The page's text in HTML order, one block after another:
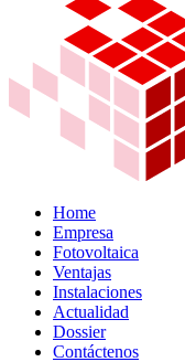
Home
Empresa
Fotovoltaica
Ventajas
Instalaciones
Actualidad
Dossier
Contáctenos